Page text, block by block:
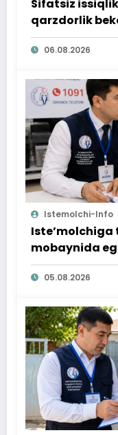
Sifatsiz
qarzdorlik
06.08.2026
Istemolchi-Info
mobaynida
ta’minlab
05.08.2026